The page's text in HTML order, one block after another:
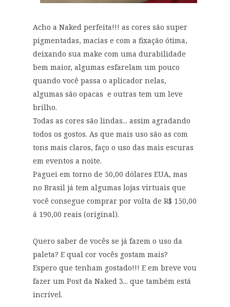
Acho a Naked perfeita!!! as cores são super
pigmentadas, macias e com a fixação ótima,
deixando sua make com uma durabilidade
bem maior, algumas esfarelam um pouco
quando você passa o aplicador nelas,
algumas são opacas e outras tem um leve
brilho.
Todas as cores são lindas... assim agradando
todos os gostos. As que mais uso são as com
tons mais claros, faço o uso das mais escuras
em eventos a noite.
Paguei em torno de 50,00 dólares EUA, mas
no Brasil já tem algumas lojas virtuais que
você consegue comprar por volta de R$ 150,00
á 190,00 reais (original).
Quero saber de vocês se já fazem o uso da
paleta? E qual cor vocês gostam mais?
Espero que tenham gostado!!! E em breve vou
fazer um Post da Naked 3... que também está
incrível.